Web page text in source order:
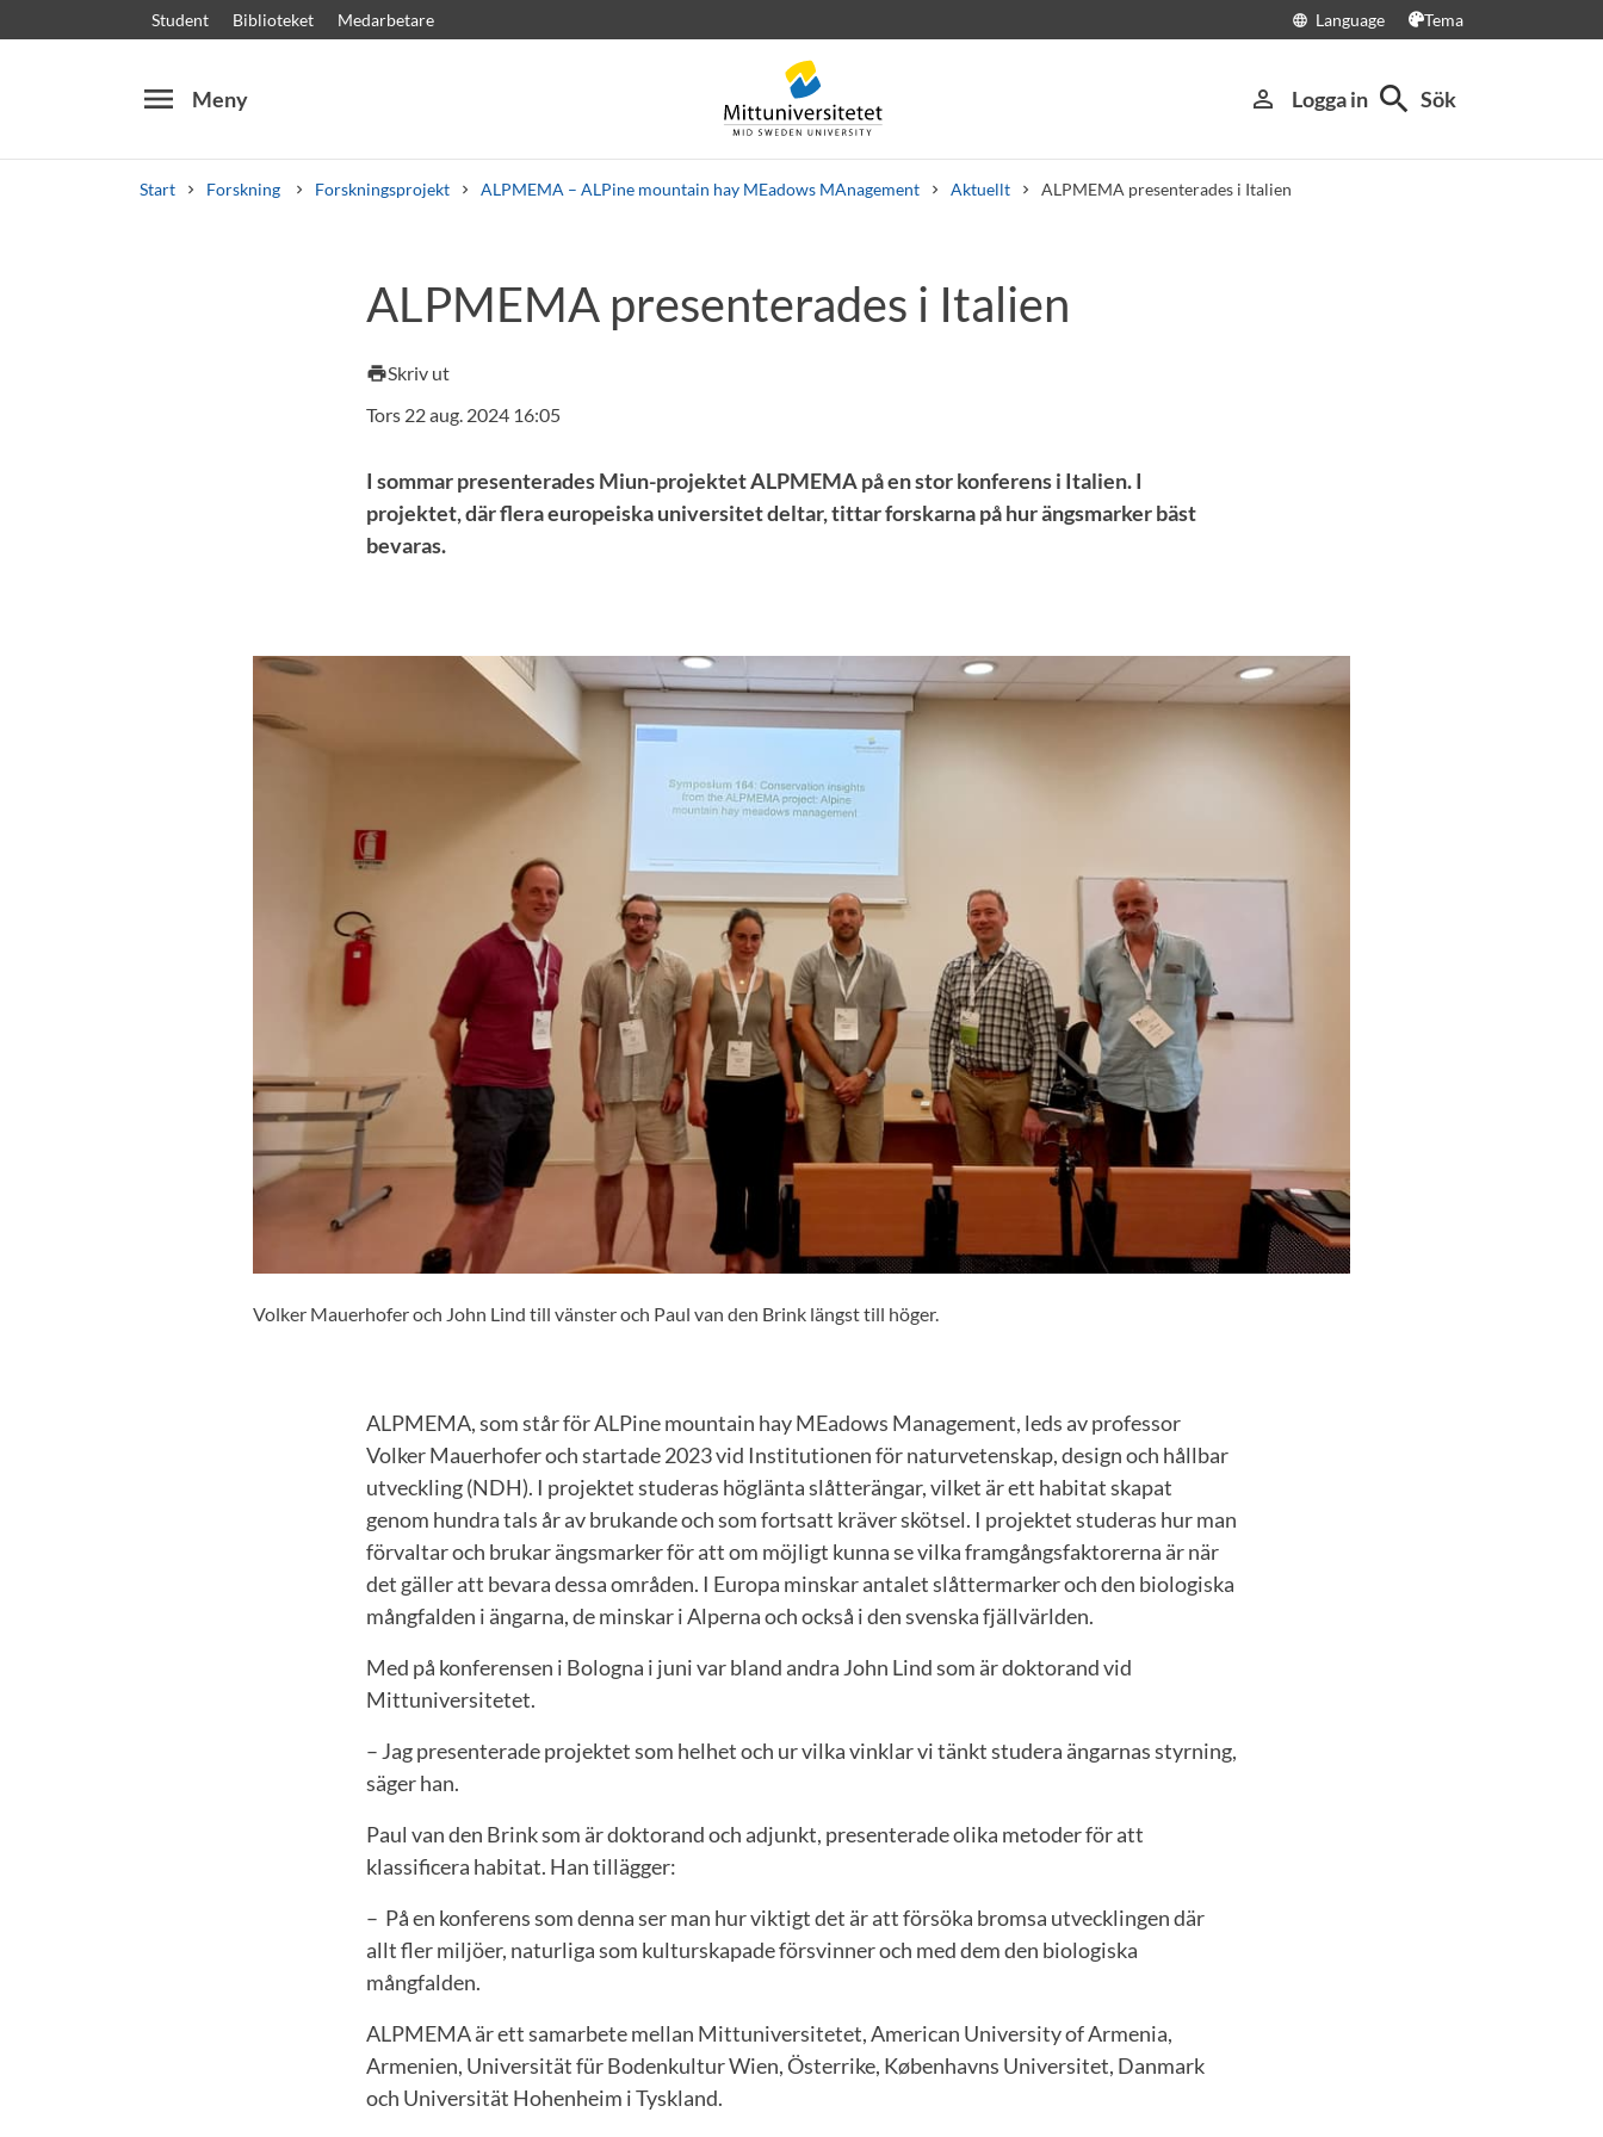
Student Biblioteket Medarbetare language Language Tema
menu Meny person_outline Logga in search Sök
Start Forskning Forskningsprojekt ALPMEMA – ALPine mountain hay MEadows MAnagement Aktuellt ALPMEMA presenterades i Italien
Kursplaner VälkomstbrevPersonal Lediga jobb
ALPMEMA presenterades i Italien
printSkriv ut
Tors 22 aug. 2024 16:05
I sommar presenterades Miun-projektet ALPMEMA på en stor konferens i Italien. I
projektet, där flera europeiska universitet deltar, tittar forskarna på hur ängsmarker bäst
bevaras.
Volker Mauerhofer och John Lind till vänster och Paul van den Brink längst till höger.
ALPMEMA, som står för ALPine mountain hay MEadows Management, leds av professor
Volker Mauerhofer och startade 2023 vid Institutionen för naturvetenskap, design och hållbar
utveckling (NDH). I projektet studeras höglänta slåtterängar, vilket är ett habitat skapat
genom hundra tals år av brukande och som fortsatt kräver skötsel. I projektet studeras hur man
förvaltar och brukar ängsmarker för att om möjligt kunna se vilka framgångsfaktorerna är när
det gäller att bevara dessa områden. I Europa minskar antalet slåttermarker och den biologiska
mångfalden i ängarna, de minskar i Alperna och också i den svenska fjällvärlden.
Med på konferensen i Bologna i juni var bland andra John Lind som är doktorand vid
Mittuniversitetet.
– Jag presenterade projektet som helhet och ur vilka vinklar vi tänkt studera ängarnas styrning,
säger han.
Paul van den Brink som är doktorand och adjunkt, presenterade olika metoder för att
klassificera habitat. Han tillägger:
– På en konferens som denna ser man hur viktigt det är att försöka bromsa utvecklingen där
allt fler miljöer, naturliga som kulturskapade försvinner och med dem den biologiska
mångfalden.
ALPMEMA är ett samarbete mellan Mittuniversitetet, American University of Armenia,
Armenien, Universität für Bodenkultur Wien, Österrike, Københavns Universitet, Danmark
och Universität Hohenheim i Tyskland.